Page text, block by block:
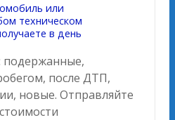
или
техническом
в день
подержанные,
после ДТП,
новые. Отправляйте